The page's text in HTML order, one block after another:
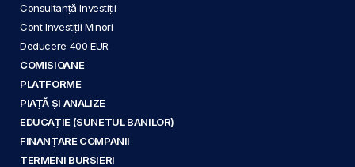
Consultanță Investiții
Cont Investiții Minori
Deducere 400 EUR
COMISIOANE
PLATFORME
PIAȚĂ ȘI ANALIZE
EDUCAȚIE (SUNETUL BANILOR)
FINANȚARE COMPANII
TERMENI BURSIERI